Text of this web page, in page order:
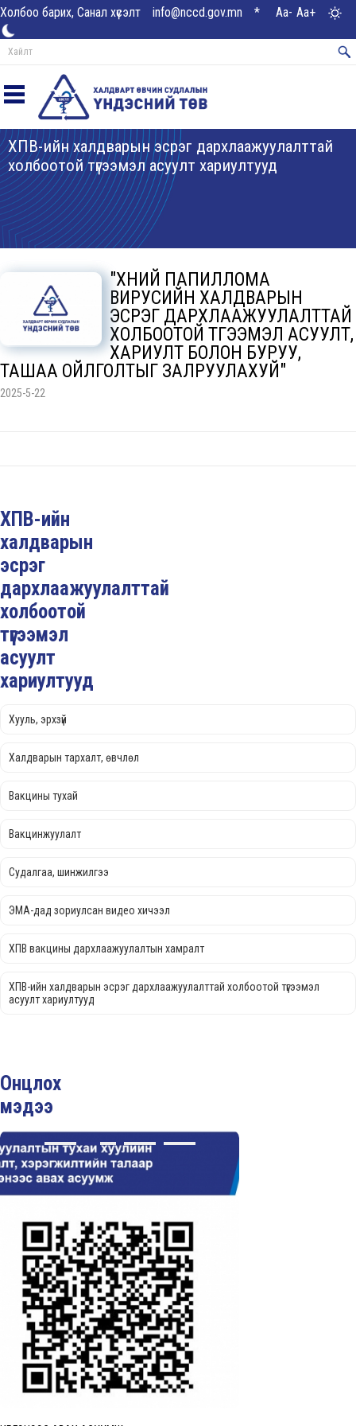
Холбоо барих, Санал хүсэлт info@nccd.gov.mn * Aa- Aa+
ХПВ-ийн халдварын эсрэг дархлаажуулалттай
холбоотой түгээмэл асуулт хариултууд
"ХҮНИЙ ПАПИЛЛОМА
ВИРУСИЙН ХАЛДВАРЫН
ЭСРЭГ ДАРХЛААЖУУЛАЛТТАЙ
ХОЛБООТОЙ ТҮГЭЭМЭЛ АСУУЛТ,
ХАРИУЛТ БОЛОН БУРУУ,
ТАШАА ОЙЛГОЛТЫГ ЗАЛРУУЛАХУЙ"
2025-5-22
ХПВ-ийн
халдварын
эсрэг
дархлаажуулалттай
холбоотой
түгээмэл
асуулт
хариултууд
Хууль, эрхзүй
Халдварын тархалт, өвчлөл
Вакцины тухай
Вакцинжуулалт
Судалгаа, шинжилгээ
ЭМА-дад зориулсан видео хичээл
ХПВ вакцины дархлаажуулалтын хамралт
ХПВ-ийн халдварын эсрэг дархлаажуулалттай холбоотой түгээмэл
асуулт хариултууд
Онцлох
мэдээ